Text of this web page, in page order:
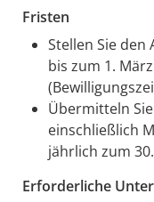
Fristen
Stellen Sie den
bis zum 1.
Übermitteln
einschließlich
jährlich zum
Erforderliche